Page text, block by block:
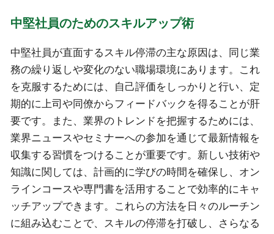
中堅社員のためのスキルアップ術
中堅社員が直面するスキル停滞の主な原因は、同じ業
務の繰り返しや変化のない職場環境にあります。これ
を克服するためには、自己評価をしっかりと行い、定
期的に上司や同僚からフィードバックを得ることが肝
要です。また、業界のトレンドを把握するためには、
業界ニュースやセミナーへの参加を通じて最新情報を
収集する習慣をつけることが重要です。新しい技術や
知識に関しては、計画的に学びの時間を確保し、オン
ラインコースや専門書を活用することで効率的にキャ
ッチアップできます。これらの方法を日々のルーチン
に組み込むことで、スキルの停滞を打破し、さらなる